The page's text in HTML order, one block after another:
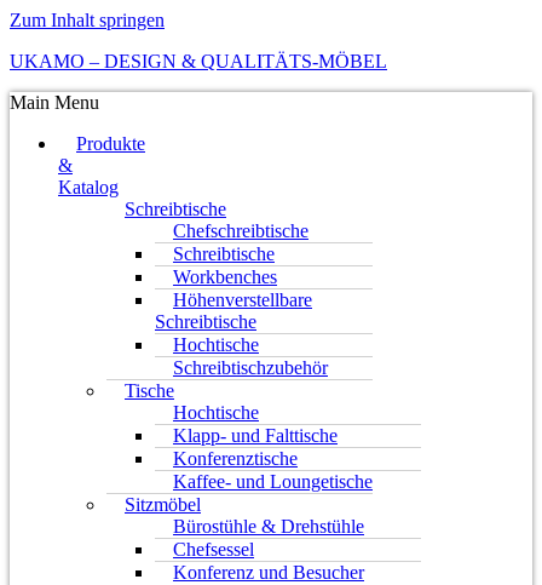
Zum Inhalt springen
UKAMO – DESIGN & QUALITÄTS-MÖBEL
Main Menu
Produkte
&
Katalog
Schreibtische
Chefschreibtische
Schreibtische
Workbenches
Höhenverstellbare
Schreibtische
Hochtische
Schreibtischzubehör
Tische
Hochtische
Klapp- und Falttische
Konferenztische
Kaffee- und Loungetische
Sitzmöbel
Bürostühle & Drehstühle
Chefsessel
Konferenz und Besucher